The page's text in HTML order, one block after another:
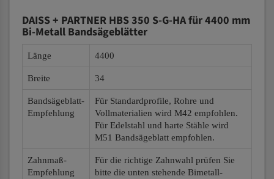
DAISS + PARTNER HBS 350 S-G-HA für 4400 mm
Bi-Metall Bandsägeblätter
Länge 4400
Breite 34
Bandsägeblatt-
Empfehlung
Für Standardprofile, Rohre und
Vollmaterialien wird M42 empfohlen.
Für Edelstahl und harte Stähle wird
M51 Bandsägeblatt empfohlen.
Zahnmaß-
Empfehlung
Für die richtige Zahnwahl prüfen Sie
bitte die unten stehende Bimetall-